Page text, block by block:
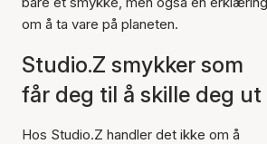
om å ta vare på planeten.
Studio.Z smykker som
får deg til å skille deg ut
Hos Studio.Z handler det ikke om å